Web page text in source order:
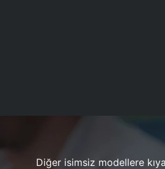
Diğer isimsiz modellere